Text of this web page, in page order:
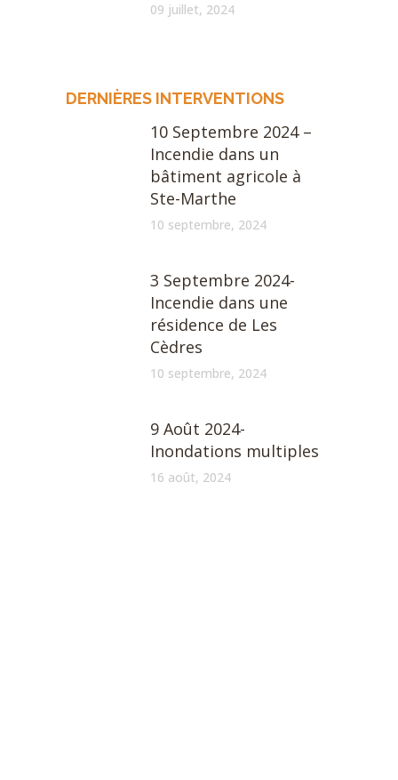
09 juillet, 2024
DERNIÈRES INTERVENTIONS
10 Septembre 2024 –
Incendie dans un
bâtiment agricole à
Ste-Marthe
10 septembre, 2024
3 Septembre 2024-
Incendie dans une
résidence de Les
Cèdres
10 septembre, 2024
9 Août 2024-
Inondations multiples
16 août, 2024